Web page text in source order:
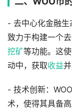
- 去中心化金融生
致力于构建一个
挖矿等功能。这
动中，获取收益
- 技术创新：
术，使得其具备